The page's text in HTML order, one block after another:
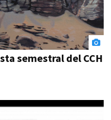
semestral del CCH